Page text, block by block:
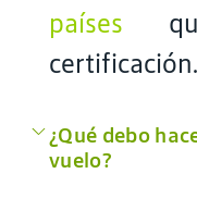
países
certificación.
¿Qué debo
vuelo?